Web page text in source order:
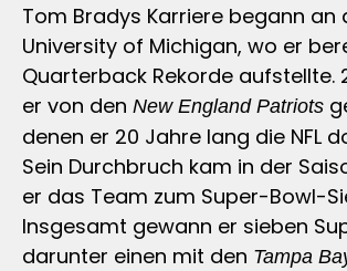
Tom Bradys Karriere begann an
University of Michigan, wo er
Quarterback Rekorde aufstellte.
er von den New England Patriots
denen er 20 Jahre lang die NFL
Sein Durchbruch kam in der
er das Team zum Super-Bowl-
Insgesamt gewann er sieben
darunter einen mit den Tampa